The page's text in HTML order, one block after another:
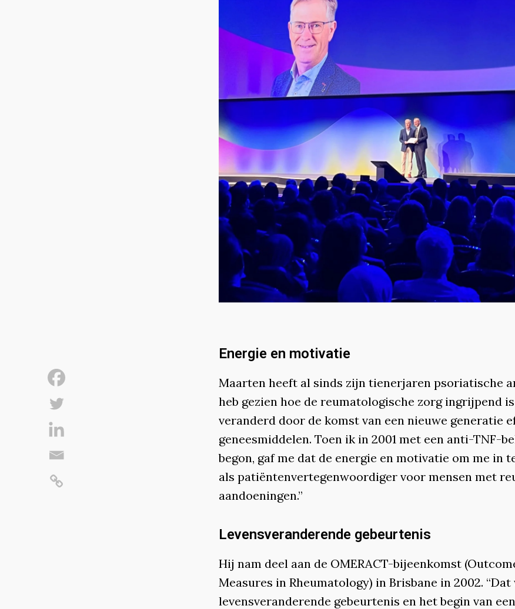
Energie en motivatie
Maarten heeft al sinds zijn tienerjaren psoriatische
heb gezien hoe de reumatologische zorg ingrijpend is
veranderd door de komst van een nieuwe generatie
geneesmiddelen. Toen ik in 2001 met een anti-TNF-
begon, gaf me dat de energie en motivatie om me in
als patiëntenvertegenwoordiger voor mensen met
aandoeningen.”
Levensveranderende gebeurtenis
Hij nam deel aan de OMERACT-bijeenkomst
Measures in Rheumatology) in Brisbane in 2002. “Dat
levensveranderende gebeurtenis en het begin van een